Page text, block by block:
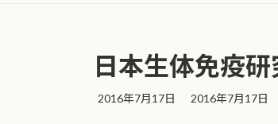
日本生体免疫
2016年7月17日
最
2016年7月17日